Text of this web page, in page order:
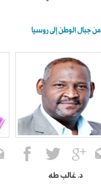
من جبال الوطن إلى روسيا
د. غالب طه